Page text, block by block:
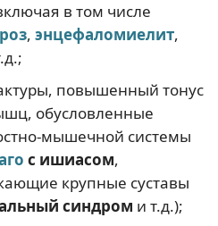
в том числе
, энцефаломиелит,
повышенный тонус
обусловленные
мышечной системы
с ишиасом,
крупные суставы
синдром и т.д.);